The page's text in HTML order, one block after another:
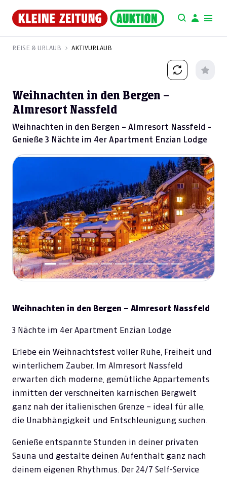
REISE & URLAUB AKTIVURLAUB
Weihnachten in den Bergen –
Almresort Nassfeld
Weihnachten in den Bergen – Almresort Nassfeld -
Genieße 3 Nächte im 4er Apartment Enzian Lodge
Previous Next
Weihnachten in den Bergen – Almresort Nassfeld
3 Nächte im 4er Apartment Enzian Lodge
Erlebe ein Weihnachtsfest voller Ruhe, Freiheit und
winterlichem Zauber. Im Almresort Nassfeld
erwarten dich moderne, gemütliche Appartements
inmitten der verschneiten karnischen Bergwelt
ganz nah der italienischen Grenze – ideal für alle,
die Unabhängigkeit und Entschleunigung suchen.
Genieße entspannte Stunden in deiner privaten
Sauna und gestalte deinen Aufenthalt ganz nach
deinem eigenen Rhythmus. Der 24/7 Self-Service